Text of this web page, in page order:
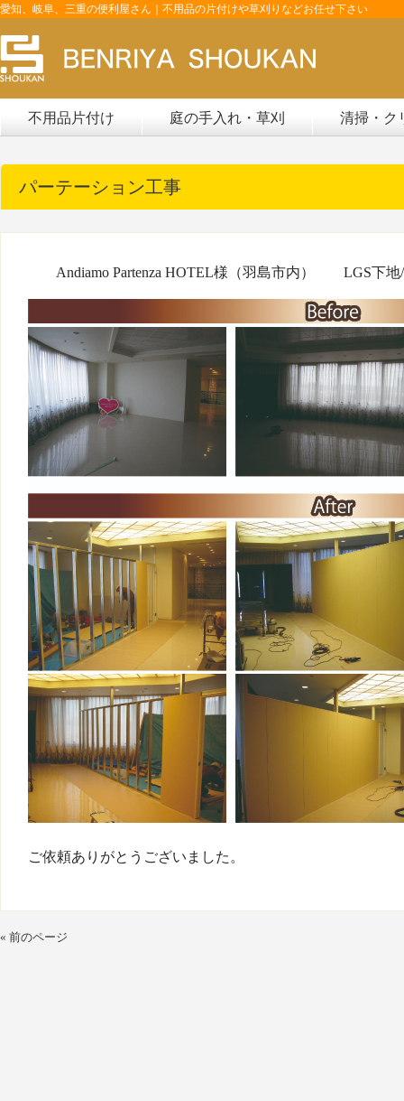
愛知、岐阜、三重の便利屋さん｜不用品の片付けや草刈りなどお任せ下さい
不用品片付け 庭の手入れ・草刈 清掃・ク
パーテーション工事
Andiamo Partenza HOTEL様（羽島市内） LGS下地/
ご依頼ありがとうございました。
« 前のページ